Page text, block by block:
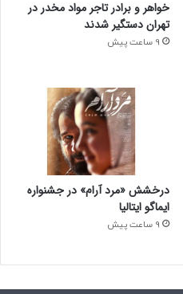
خواهر و برادر تاجر مواد مخدر در
تهران دستگیر شدند
9 ساعت پیش
درخشش «مرد آرام» در جشنواره
ایماگو ایتالیا
9 ساعت پیش